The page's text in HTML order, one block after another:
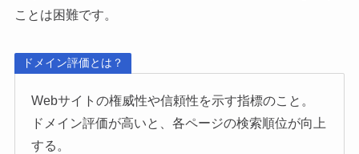
ことは困難です。
ドメイン評価とは？
Webサイトの権威性や信頼性を示す指標のこと。
ドメイン評価が高いと、各ページの検索順位が向上
する。